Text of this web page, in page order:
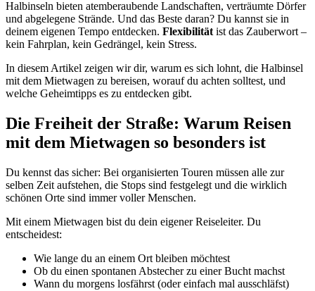
Halbinseln bieten atemberaubende Landschaften, verträumte Dörfer
und abgelegene Strände. Und das Beste daran? Du kannst sie in
deinem eigenen Tempo entdecken. Flexibilität ist das Zauberwort –
kein Fahrplan, kein Gedrängel, kein Stress.
In diesem Artikel zeigen wir dir, warum es sich lohnt, die Halbinsel
mit dem Mietwagen zu bereisen, worauf du achten solltest, und
welche Geheimtipps es zu entdecken gibt.
Die Freiheit der Straße: Warum Reisen
mit dem Mietwagen so besonders ist
Du kennst das sicher: Bei organisierten Touren müssen alle zur
selben Zeit aufstehen, die Stops sind festgelegt und die wirklich
schönen Orte sind immer voller Menschen.
Mit einem Mietwagen bist du dein eigener Reiseleiter. Du
entscheidest:
Wie lange du an einem Ort bleiben möchtest
Ob du einen spontanen Abstecher zu einer Bucht machst
Wann du morgens losfährst (oder einfach mal ausschläfst)